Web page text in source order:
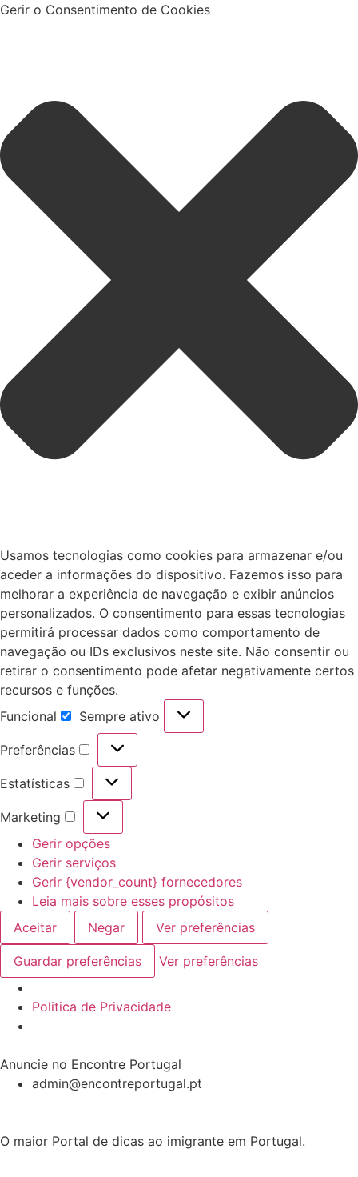
Gerir o Consentimento de Cookies
Usamos tecnologias como cookies para armazenar e/ou
aceder a informações do dispositivo. Fazemos isso para
melhorar a experiência de navegação e exibir anúncios
personalizados. O consentimento para essas tecnologias
permitirá processar dados como comportamento de
navegação ou IDs exclusivos neste site. Não consentir ou
retirar o consentimento pode afetar negativamente certos
recursos e funções.
Funcional
Sempre ativo
Preferências
Estatísticas
Marketing
Gerir opções
Gerir serviços
Gerir {vendor_count} fornecedores
Leia mais sobre esses propósitos
Aceitar
Negar Ver preferências
Guardar preferências Ver preferências
Politica de Privacidade
Anuncie no Encontre Portugal
admin@encontreportugal.pt
O maior Portal de dicas ao imigrante em Portugal.